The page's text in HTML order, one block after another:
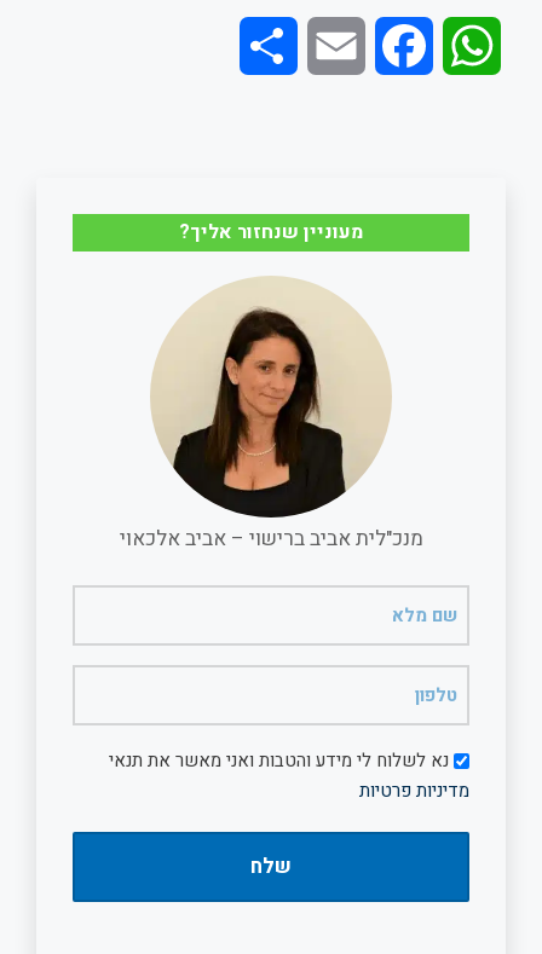
t
e
o
k
i
l
r
e
מעוניין שנחזור אליך?
מנכ"לית אביב ברישוי – אביב אלכאוי
מלא
דיוורנא לשלוח לי מידע והטבות ואני מאשר את תנאי
מדיניות פרטיות